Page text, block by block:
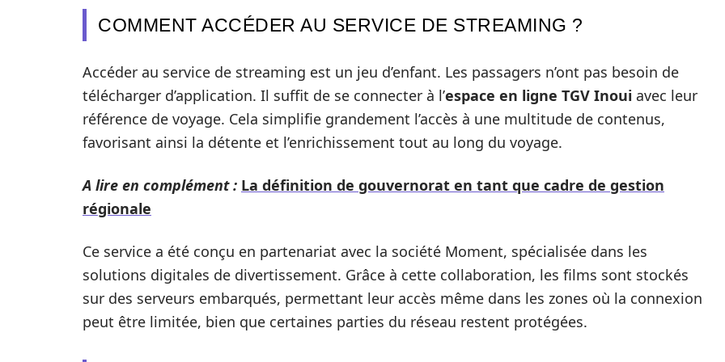
COMMENT ACCÉDER AU SERVICE DE STREAMING ?
Accéder au service de streaming est un jeu d’enfant. Les passagers n’ont pas besoin de
télécharger d’application. Il suffit de se connecter à l’espace en ligne TGV Inoui avec leur
référence de voyage. Cela simplifie grandement l’accès à une multitude de contenus,
favorisant ainsi la détente et l’enrichissement tout au long du voyage.
A lire en complément : La définition de gouvernorat en tant que cadre de gestion
régionale
Ce service a été conçu en partenariat avec la société Moment, spécialisée dans les
solutions digitales de divertissement. Grâce à cette collaboration, les films sont stockés
sur des serveurs embarqués, permettant leur accès même dans les zones où la connexion
peut être limitée, bien que certaines parties du réseau restent protégées.